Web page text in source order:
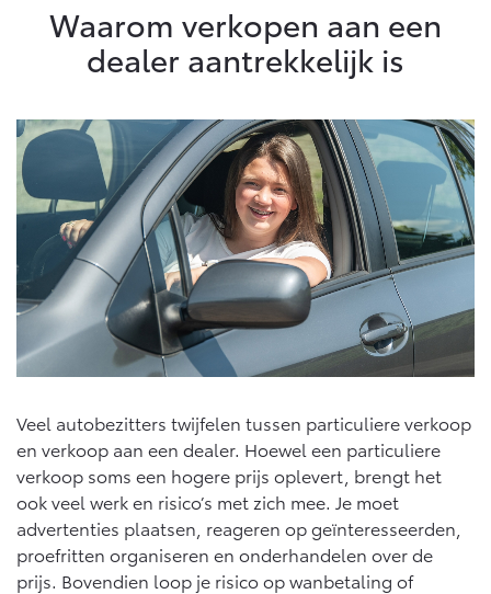
Waarom verkopen aan een
dealer aantrekkelijk is
Veel autobezitters twijfelen tussen particuliere verkoop
en verkoop aan een dealer. Hoewel een particuliere
verkoop soms een hogere prijs oplevert, brengt het
ook veel werk en risico’s met zich mee. Je moet
advertenties plaatsen, reageren op geïnteresseerden,
proefritten organiseren en onderhandelen over de
prijs. Bovendien loop je risico op wanbetaling of